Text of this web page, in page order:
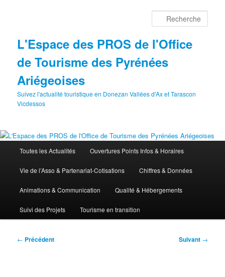
L'Espace des PROS de l'Office
de Tourisme des Pyrénées
Ariégeoises
Suivez l'actualité touristique en Donezan Vallées d'Ax et Tarascon
Vicdessos
principal
Toutes les Actualités Ouvertures Points Infos & Horaires
Vie de l’Asso & Partenariat-Cotisations Chiffres & Données
Animations & Communication Qualité & Hébergements
Suivi des Projets Tourisme en transition
Navigation
← Précédent Suivant →